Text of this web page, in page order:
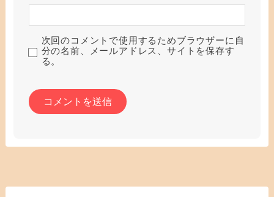
次回のコメントで使用するためブラウザーに自
分の名前、メールアドレス、サイトを保存す
る。